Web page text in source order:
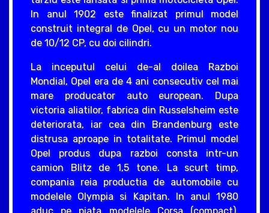
In anul 1902 este finalizat primul model
construit integral de Opel, cu un motor nou
de 10/12 CP, cu doi cilindri.
La inceputul celui de-al doilea Razboi
Mondial, Opel era de 4 ani consecutiv cel mai
mare producator auto european. Dupa
victoria aliatilor, fabrica din Russelsheim este
deteriorata, iar cea din Brandenburg este
distrusa aproape in totalitate. Primul model
Opel produs dupa razboi consta intr-un
camion Blitz de 1,5 tone. La scurt timp,
compania reia productia de automobile cu
modelele Olympia si Kapitan. In anul 1980